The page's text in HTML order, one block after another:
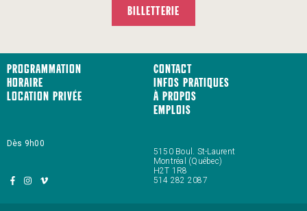
BILLETTERIE
Programmation
Horaire
Location privée
Contact
Infos pratiques
À propos
Emplois
5150 Boul. St-Laurent
Montréal (Québec)
H2T 1R8
514 282 2087
Dès 9h00